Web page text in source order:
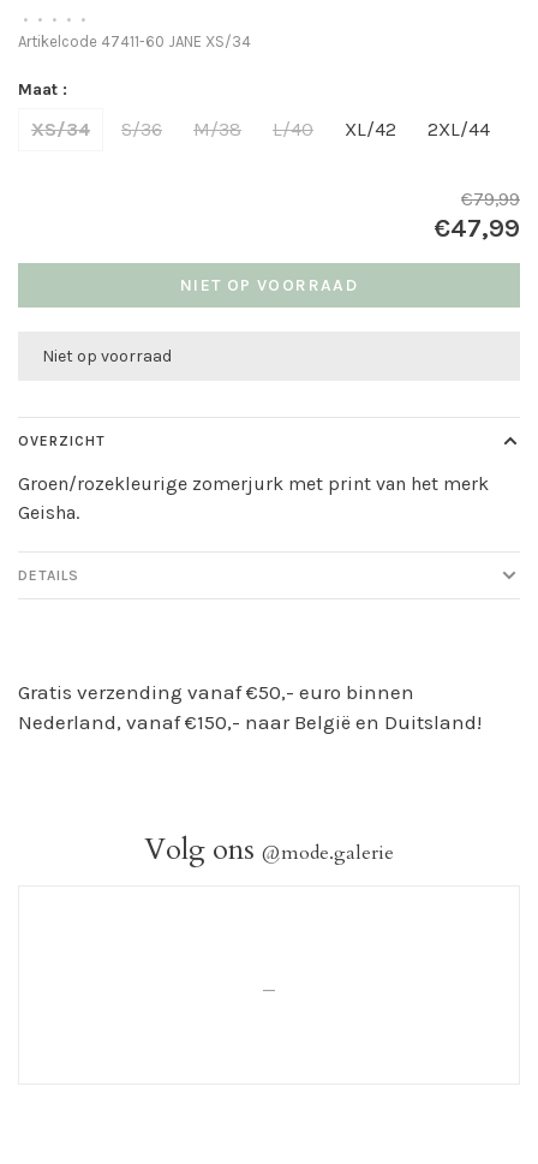
• • • • •
Artikelcode 47411-60 JANE XS/34
Maat :
XS/34 S/36 M/38 L/40 XL/42 2XL/44
€79,99
€47,99
NIET OP VOORRAAD
Niet op voorraad
OVERZICHT
Groen/rozekleurige zomerjurk met print van het merk
Geisha.
DETAILS
Gratis verzending vanaf €50,- euro binnen
Nederland, vanaf €150,- naar België en Duitsland!
Volg ons @mode.galerie
_